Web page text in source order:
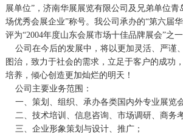
展单位”，济南华展展览有限公司及兄弟单位
场优秀会展企业”称号。我公司承办的“第六届
评为“2004年度山东会展市场十佳品牌展会”之一
公司在今后的发展中，将以更加灵活、严谨
图治，致力于社会的需求，立足于客户的成功
培养，倾心创造更加灿烂的明天！
公司主要业务范围：
一、策划、组织、承办各类国内外专业展览
二、技术培训、信息咨询、市场调研、商务
三、企业形象策划与设计、推广；